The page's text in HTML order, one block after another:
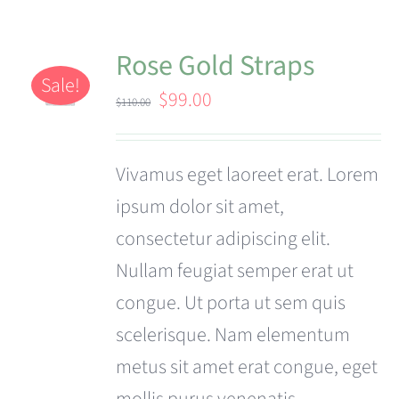
Sale! Rose Gold Straps
$110.00 Original
price
$110.00.
$99.00
price
is:
$99.00.
Vivamus eget laoreet erat. Lorem
ipsum dolor sit amet,
consectetur adipiscing elit.
Nullam feugiat semper erat ut
congue. Ut porta ut sem quis
scelerisque. Nam elementum
metus sit amet erat congue, eget